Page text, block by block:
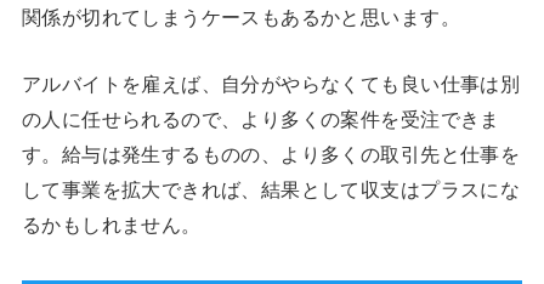
関係が切れてしまうケースもあるかと思います。
アルバイトを雇えば、自分がやらなくても良い仕事は別
の人に任せられるので、より多くの案件を受注できま
す。給与は発生するものの、より多くの取引先と仕事を
して事業を拡大できれば、結果として収支はプラスにな
るかもしれません。